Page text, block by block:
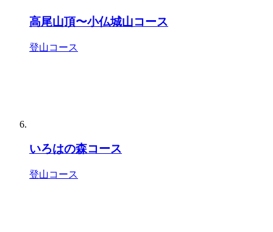
高尾山頂〜小仏城山コース
登山コース
いろはの森コース
登山コース